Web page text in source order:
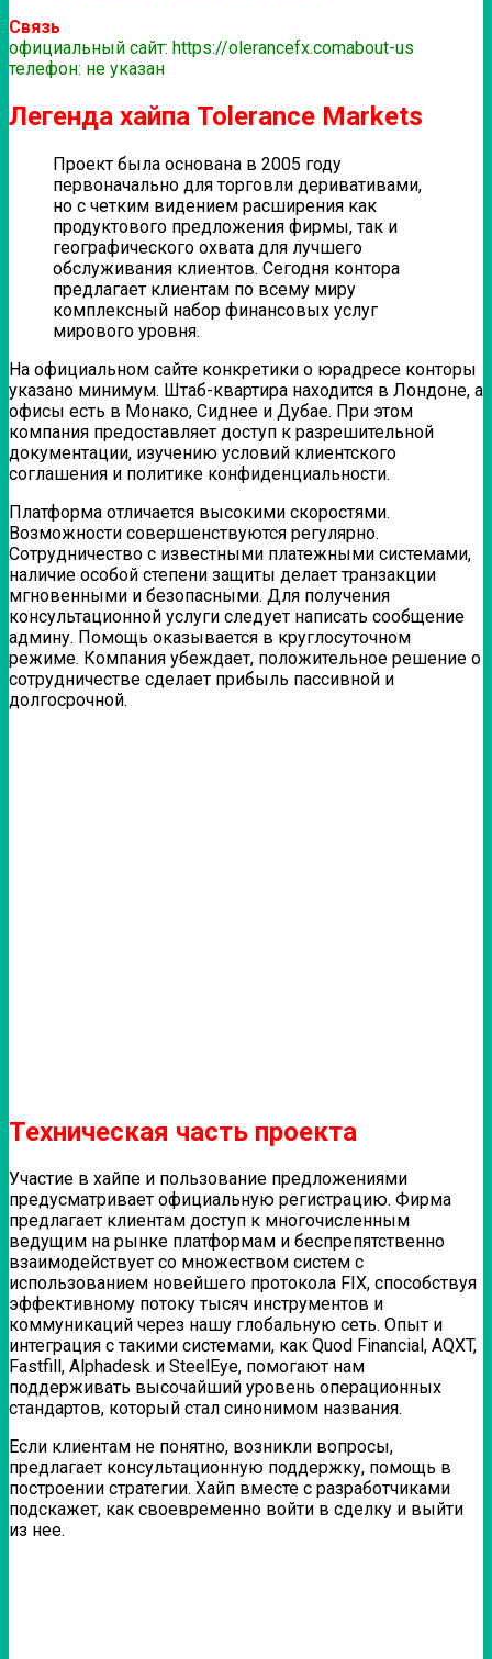
Связь
официальный сайт: https://olerancefx.comabout-us
телефон: не указан
Легенда хайпа Tolerance Markets
Проект была основана в 2005 году
первоначально для торговли деривативами,
но с четким видением расширения как
продуктового предложения фирмы, так и
географического охвата для лучшего
обслуживания клиентов. Сегодня контора
предлагает клиентам по всему миру
комплексный набор финансовых услуг
мирового уровня.
На официальном сайте конкретики о юрадресе конторы
указано минимум. Штаб-квартира находится в Лондоне, а
офисы есть в Монако, Сиднее и Дубае. При этом
компания предоставляет доступ к разрешительной
документации, изучению условий клиентского
соглашения и политике конфиденциальности.
Платформа отличается высокими скоростями.
Возможности совершенствуются регулярно.
Сотрудничество с известными платежными системами,
наличие особой степени защиты делает транзакции
мгновенными и безопасными. Для получения
консультационной услуги следует написать сообщение
админу. Помощь оказывается в круглосуточном
режиме. Компания убеждает, положительное решение о
сотрудничестве сделает прибыль пассивной и
долгосрочной.
Техническая часть проекта
Участие в хайпе и пользование предложениями
предусматривает официальную регистрацию. Фирма
предлагает клиентам доступ к многочисленным
ведущим на рынке платформам и беспрепятственно
взаимодействует со множеством систем с
использованием новейшего протокола FIX, способствуя
эффективному потоку тысяч инструментов и
коммуникаций через нашу глобальную сеть. Опыт и
интеграция с такими системами, как Quod Financial, AQXT,
Fastfill, Alphadesk и SteelEye, помогают нам
поддерживать высочайший уровень операционных
стандартов, который стал синонимом названия.
Если клиентам не понятно, возникли вопросы,
предлагает консультационную поддержку, помощь в
построении стратегии. Хайп вместе с разработчиками
подскажет, как своевременно войти в сделку и выйти
из нее.